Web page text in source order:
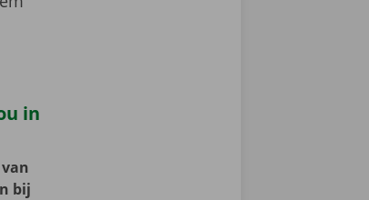
in
bij